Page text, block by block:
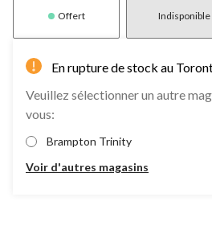
Offert Indisponible
En rupture de stock au
Veuillez sélectionner un autre
vous:
Brampton Trinity
Voir d'autres magasins